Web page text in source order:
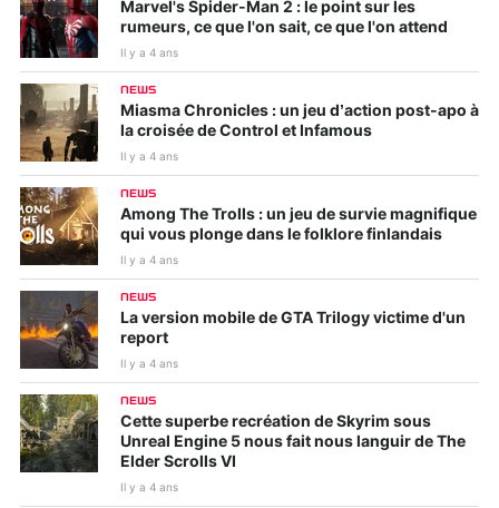
Marvel's Spider-Man 2 : le point sur les
rumeurs, ce que l'on sait, ce que l'on attend
Il y a 4 ans
NEWS
Miasma Chronicles : un jeu d’action post-apo à
la croisée de Control et Infamous
Il y a 4 ans
NEWS
Among The Trolls : un jeu de survie magnifique
qui vous plonge dans le folklore finlandais
Il y a 4 ans
NEWS
La version mobile de GTA Trilogy victime d'un
report
Il y a 4 ans
NEWS
Cette superbe recréation de Skyrim sous
Unreal Engine 5 nous fait nous languir de The
Elder Scrolls VI
Il y a 4 ans